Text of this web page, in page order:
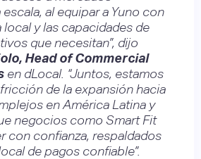
al equipar a Yuno con
local y las capacidades de
que necesitan”, dijo
Head of Commercial
en dLocal. “Juntos, estamos
de la expansión hacia
en América Latina y
negocios como Smart Fit
con confianza, respaldados
de pagos confiable”.